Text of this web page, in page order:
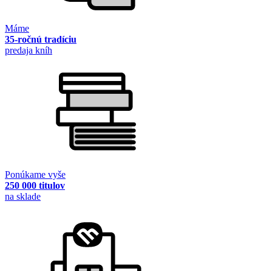
Máme
35-ročnú tradíciu
predaja kníh
Ponúkame vyše
250 000 titulov
na sklade